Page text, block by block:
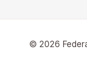
© 2026